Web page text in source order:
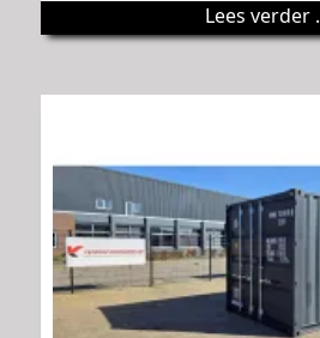
Lees verder